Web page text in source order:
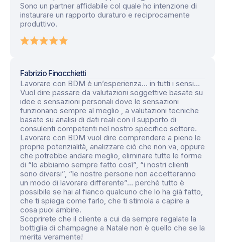
Sono un partner affidabile col quale ho intenzione di
instaurare un rapporto duraturo e reciprocamente
produttivo.
Fabrizio Finocchietti
Lavorare con BDM è un’esperienza… in tutti i sensi…
Vuol dire passare da valutazioni soggettive basate su
idee e sensazioni personali dove le sensazioni
funzionano sempre al meglio , a valutazioni tecniche
basate su analisi di dati reali con il supporto di
consulenti competenti nel nostro specifico settore.
Lavorare con BDM vuol dire comprendere a pieno le
proprie potenzialità, analizzare ciò che non va, oppure
che potrebbe andare meglio, eliminare tutte le forme
di “lo abbiamo sempre fatto così”, “i nostri clienti
sono diversi”, “le nostre persone non accetteranno
un modo di lavorare differente”… perchè tutto è
possibile se hai al fianco qualcuno che lo ha già fatto,
che ti spiega come farlo, che ti stimola a capire a
cosa puoi ambire.
Scoprirete che il cliente a cui da sempre regalate la
bottiglia di champagne a Natale non è quello che se la
merita veramente!